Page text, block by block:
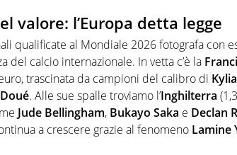
valore: l’Europa detta legge
qualificate al Mondiale 2026 fotografa con
del calcio internazionale. In vetta c’è la
trascinata da campioni del calibro di
. Alle sue spalle troviamo l’Inghilterra
Jude Bellingham, Bukayo Saka e Declan
a crescere grazie al fenomeno Lamine